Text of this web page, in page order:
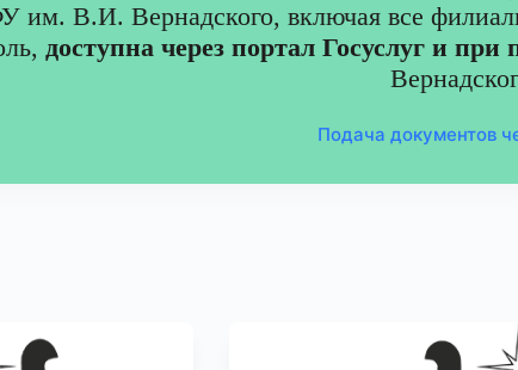
им. В.И. Вернадского, включая все
доступна через портал Госуслуг и
Подача документов